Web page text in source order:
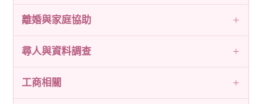
離婚與家庭協助
尋人與資料調查
工商相關